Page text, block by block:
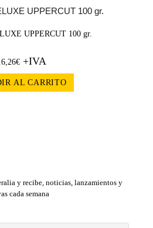
y recibe, noticias, lanzamientos y
cada semana
UPPERCUT 100 gr.
€ +IVA
AL CARRITO